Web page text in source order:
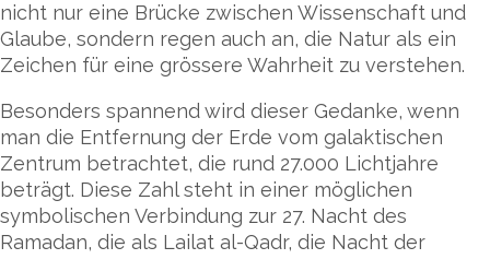
nicht nur eine Brücke zwischen Wissenschaft und
Glaube, sondern regen auch an, die Natur als ein
Zeichen für eine grössere Wahrheit zu verstehen.
Besonders spannend wird dieser Gedanke, wenn
man die Entfernung der Erde vom galaktischen
Zentrum betrachtet, die rund 27.000 Lichtjahre
beträgt. Diese Zahl steht in einer möglichen
symbolischen Verbindung zur 27. Nacht des
Ramadan, die als Lailat al-Qadr, die Nacht der